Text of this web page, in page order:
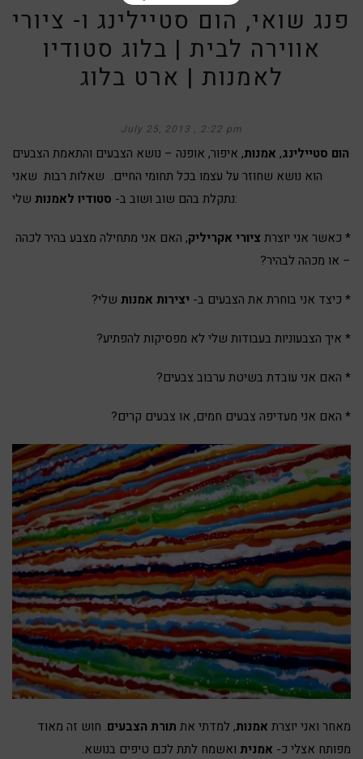
פנג שואי, הום סטיילינג ו- ציורי
אווירה לבית | בלוג סטודיו
לאמנות | ארט בלוג
July 25, 2013 2:22 pm
הום סטיילינג, אמנות, איפור, אופנה – נושא הצבעים והתאמת הצבעים
הוא נושא שחוזר על עצמו בכל תחומי החיים. שאלות רבות שאני
נתקלת בהם שוב ושוב ב- סטודיו לאמנות שלי:
* כאשר אני יוצרתציורי אקריליק, האם אני מתחילה מצבע בהיר לכהה
– או מכהה לבהיר?
* כיצד אני בוחרת את הצבעים ב- יצירות אמנות שלי?
* איך הצבעוניות בעבודות שלי לא מפסיקות להפתיע?
* האם אני עובדת בשיטת ערבוב צבעים?
* האם אני מעדיפה צבעים חמים, או צבעים קרים?
מאחר ואני יוצרת אמנות, למדתי את תורת הצבעים. חוש זה מאוד
מפותח אצלי כ- אמנית ואשמח לתת לכם טיפים בנושא.